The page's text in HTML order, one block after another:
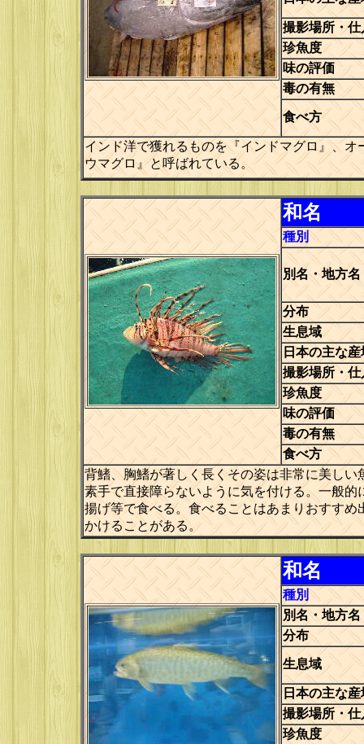
撮影場所・仕
珍魚度
味の評価
毒の有無
食べ方
インド洋で獲れるものを『インドマグロ』、
ウマグロ』と呼ばれている。
和名
種別
別名・地方名
分布
生息域
日本の主な産
撮影場所・仕
珍魚度
味の評価
毒の有無
食べ方
背鰭、胸鰭が著しく長くその姿は非常に美し
素手で直接障らないように気を付ける。一般
揚げ等で食べる。食べることはあまりおすす
かけることがある。
和名
種別
別名・地方名
分布
生息域
日本の主な産
撮影場所・仕
珍魚度